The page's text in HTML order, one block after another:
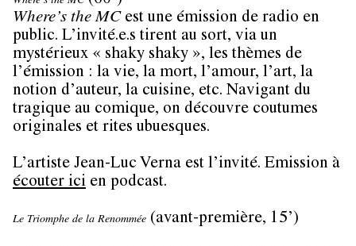
Where’s the MC est une émission de radio en
public. L’invité.e.s tirent au sort, via un
mystérieux « shaky shaky », les thèmes de
l’émission : la vie, la mort, l’amour, l’art, la
notion d’auteur, la cuisine, etc. Navigant du
tragique au comique, on découvre coutumes
originales et rites ubuesques.
L’artiste Jean-Luc Verna est l’invité. Emission à
écouter ici en podcast.
Le Triomphe de la Renommée (avant-première, 15’)